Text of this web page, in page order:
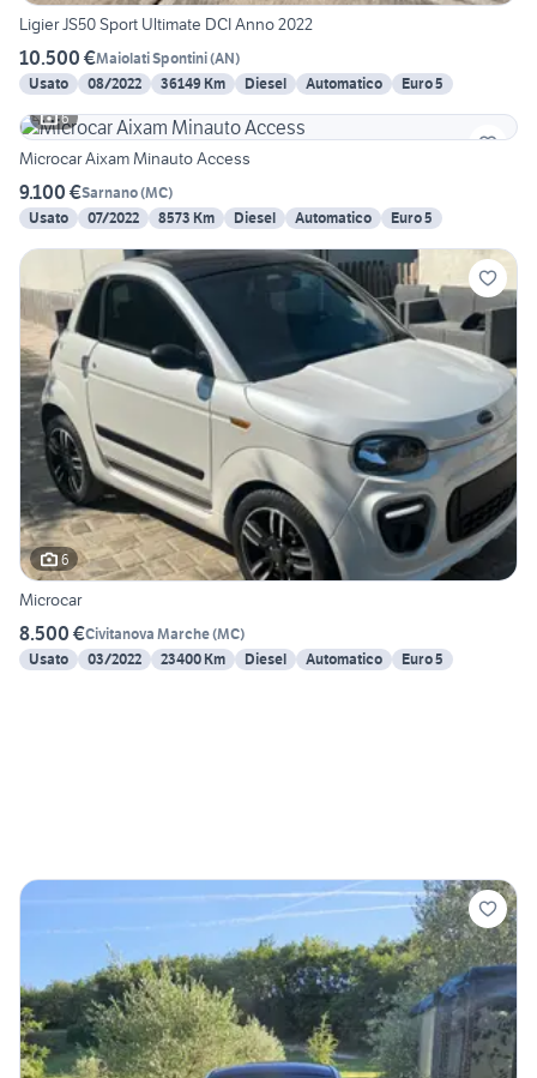
Ligier JS50 Sport Ultimate DCI Anno 2022
10.500 €Maiolati Spontini(AN)
Usato
08/2022 36149 Km Diesel Automatico
Euro 5
6
Microcar Aixam Minauto Access
9.100 €Sarnano(MC)
Usato
07/2022 8573 Km Diesel Automatico Euro 5
6
Microcar
8.500 €Civitanova Marche(MC)
Usato
03/2022 23400 Km Diesel Automatico Euro 5